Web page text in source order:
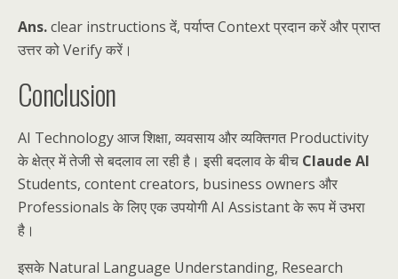
Ans.clear instructions दें, पर्याप्त Context प्रदान करें और प्राप्त
उत्तर को Verify करें।
Conclusion
AI Technology आज शिक्षा, व्यवसाय और व्यक्तिगत Productivity
के क्षेत्र में तेजी से बदलाव ला रही है। इसी बदलाव के बीच Claude AI
Students, content creators, business owners और
Professionals के लिए एक उपयोगी AI Assistant के रूप में उभरा
है।
इसके Natural Language Understanding, Research